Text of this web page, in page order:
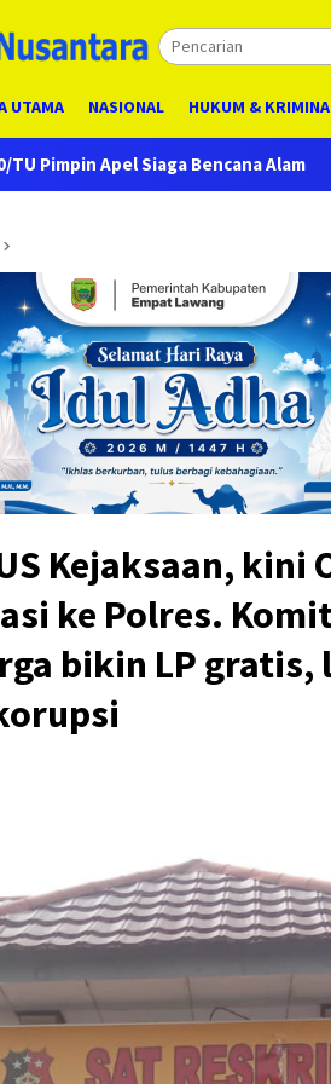
UTAMA NASIONAL HUKUM &
Alam RESPON CEPAT SAT
Kejaksaan, kini
ke Polres.
bikin LP gratis,